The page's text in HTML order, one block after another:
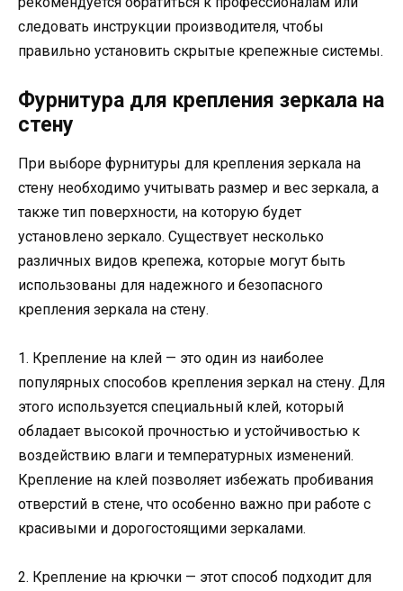
следовать инструкции производителя, чтобы
правильно установить скрытые крепежные системы.
Фурнитура для крепления зеркала на
стену
При выборе фурнитуры для крепления зеркала на
стену необходимо учитывать размер и вес зеркала, а
также тип поверхности, на которую будет
установлено зеркало. Существует несколько
различных видов крепежа, которые могут быть
использованы для надежного и безопасного
крепления зеркала на стену.
1. Крепление на клей — это один из наиболее
популярных способов крепления зеркал на стену. Для
этого используется специальный клей, который
обладает высокой прочностью и устойчивостью к
воздействию влаги и температурных изменений.
Крепление на клей позволяет избежать пробивания
отверстий в стене, что особенно важно при работе с
красивыми и дорогостоящими зеркалами.
2. Крепление на крючки — этот способ подходит для